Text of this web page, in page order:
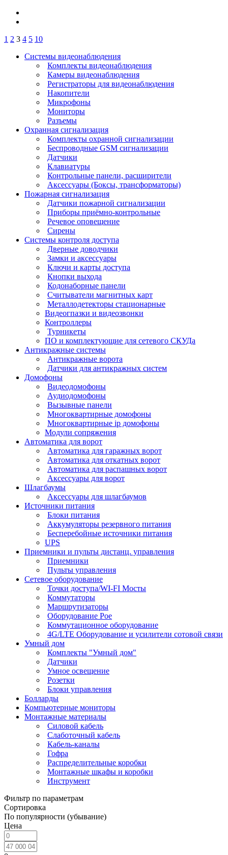
1 2 3 4 5 10
Системы видеонаблюдения
Комплекты видеонаблюдения
Камеры видеонаблюдения
Регистраторы для видеонаблюдения
Накопители
Микрофоны
Мониторы
Разъемы
Охранная сигнализация
Комплекты охранной сигнализации
Беспроводные GSM сигнализации
Датчики
Клавиатуры
Контрольные панели, расширители
Аксессуары (Боксы, трансформаторы)
Пожарная сигнализация
Датчики пожарной сигнализации
Приборы приёмно-контрольные
Речевое оповещение
Сирены
Системы контроля доступа
Дверные доводчики
Замки и аксессуары
Ключи и карты доступа
Кнопки выхода
Кодонаборные панели
Считыватели магнитных карт
Металлодетекторы стационарные
Видеогпазки и видеозвонки
Контроллеры
Турникеты
ПО и комплектующие для сетевого СКУДа
Антикражные системы
Антикражные ворота
Датчики для антикражных систем
Домофоны
Видеодомофоны
Аудиодомофоны
Вызывные панели
Многоквартирные домофоны
Многоквартирные ip домофоны
Модули сопряжения
Автоматика для ворот
Автоматика для гаражных ворот
Автоматика для откатных ворот
Автоматика для распашных ворот
Аксессуары для ворот
Шлагбаумы
Аксессуары для шлагбаумов
Источники питания
Блоки питания
Аккумуляторы резервного питания
Бесперебойные источники питания
UPS
Приемники и пульты дистанц. управления
Приемники
Пульты управления
Сетевое оборудование
Точки доступа/WI-FI Мосты
Коммутаторы
Маршрутизаторы
Оборудование Poe
Коммутационное оборудование
4G/LTE Оборудование и усилители сотовой связи
Умный дом
Комплекты "Умный дом"
Датчики
Умное освещение
Розетки
Блоки управления
Болларды
Компьютерные мониторы
Монтажные материалы
Силовой кабель
Слаботочный кабель
Кабель-каналы
Гофра
Распределительные коробки
Монтажные шкафы и коробки
Инструмент
Фильтр по параметрам
Сортировка
По популярности (убывание)
Цена